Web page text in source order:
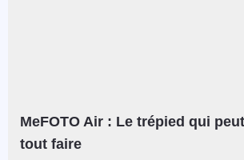
MeFOTO Air : Le trépied qui
tout faire